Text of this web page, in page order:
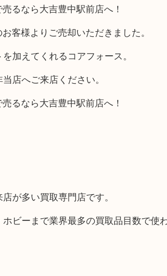
るなら大吉豊中駅前店へ！
客様よりご売却いただきました。
加えてくれるコアフォース。
店へご来店ください。
るなら大吉豊中駅前店へ！
が多い買取専門店です。
ビーまで業界最多の買取品目数で使